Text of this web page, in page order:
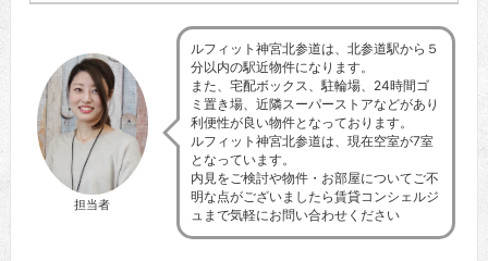
担当者
ルフィット神宮北参道は、北参道駅から５
分以内の駅近物件になります。
また、宅配ボックス、駐輪場、24時間ゴ
ミ置き場、近隣スーパーストアなどがあり
利便性が良い物件となっております。
ルフィット神宮北参道は、現在空室が7室
となっています。
内見をご検討や物件・お部屋についてご不
明な点がございましたら賃貸コンシェルジ
ュまで気軽にお問い合わせください